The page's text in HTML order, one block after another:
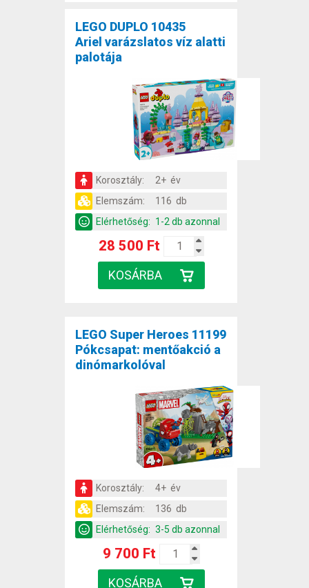
LEGO DUPLO 10435
Ariel varázslatos víz alatti
palotája
Korosztály:
2+ év
Elemszám:
116 db
Elérhetőség: 1-2 db azonnal
28 500 Ft
LEGO Super Heroes 11199
Pókcsapat: mentőakció a
dinómarkolóval
Korosztály:
4+ év
Elemszám:
136 db
Elérhetőség: 3-5 db azonnal
9 700 Ft